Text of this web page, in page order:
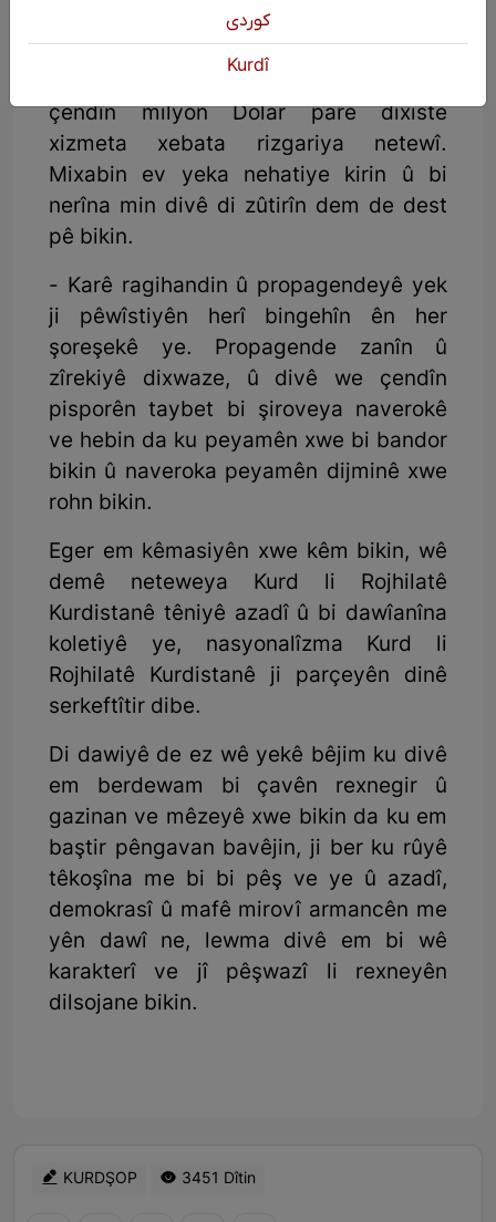
bikin, niha bi alxahînî ve li Ewropa û
Amerîkayê xwedanê çendîn
çendîn milyon Dolar pare dixiste
xizmeta xebata rizgariya netewî.
Mixabin ev yeka nehatiye kirin û bi
nerîna min divê di zûtirîn dem de dest
pê bikin.
- Karê ragihandin û propagendeyê yek
ji pêwîstiyên herî bingehîn ên her
şoreşekê ye. Propagende zanîn û
zîrekiyê dixwaze, û divê we çendîn
pisporên taybet bi şiroveya naverokê
ve hebin da ku peyamên xwe bi bandor
bikin û naveroka peyamên dijminê xwe
rohn bikin.
Eger em kêmasiyên xwe kêm bikin, wê
demê neteweya Kurd li Rojhilatê
Kurdistanê têniyê azadî û bi dawîanîna
koletiyê ye, nasyonalîzma Kurd li
Rojhilatê Kurdistanê ji parçeyên dinê
serkeftîtir dibe.
Di dawiyê de ez wê yekê bêjim ku divê
em berdewam bi çavên rexnegir û
gazinan ve mêzeyê xwe bikin da ku em
baştir pêngavan bavêjin, ji ber ku rûyê
têkoşîna me bi bi pêş ve ye û azadî,
demokrasî û mafê mirovî armancên me
yên dawî ne, lewma divê em bi wê
karakterî ve jî pêşwazî li rexneyên
dilsojane bikin.
KURDŞOP 3451 Dîtin
كوردی
Kurdî